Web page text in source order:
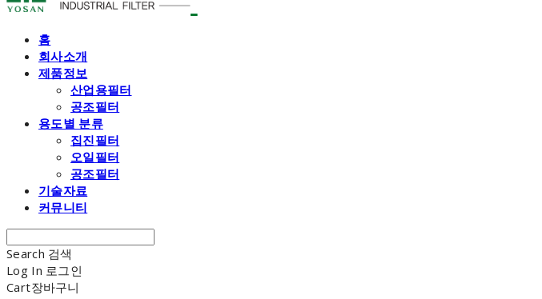
홈
회사소개
제품정보
산업용필터
공조필터
용도별 분류
집진필터
오일필터
공조필터
기술자료
커뮤니티
Search 검색
Log In 로그인
Cart장바구니